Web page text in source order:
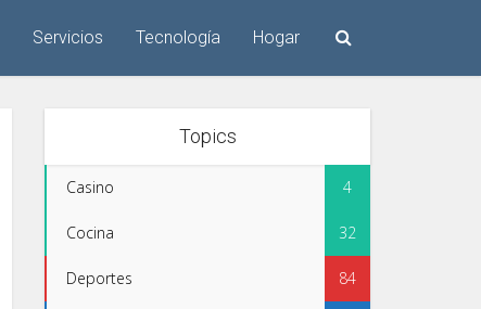
Servicios Tecnología Hogar
Topics
Casino 4
Cocina 32
Deportes 84